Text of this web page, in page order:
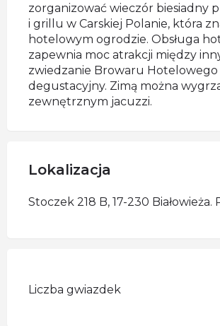
zorganizować wieczór biesiadny
i grillu w Carskiej Polanie, która
hotelowym ogrodzie. Obsługa
zapewnia moc atrakcji między
zwiedzanie Browaru Hotelowego
degustacyjny. Zimą można
zewnętrznym jacuzzi.
Lokalizacja
Stoczek 218 B, 17-230 Białowieża.
Liczba gwiazdek